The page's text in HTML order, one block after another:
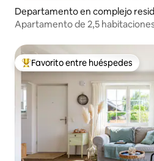
Departamento en complejo
ssaberg
Apartamento de 2,5
Favorito entre los huéspedes
Favorito entre huéspedes